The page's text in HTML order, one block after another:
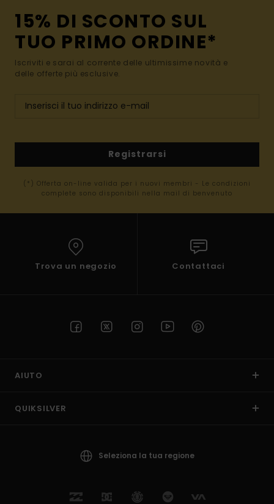
15% DI SCONTO SUL
TUO PRIMO ORDINE*
Iscriviti e sarai al corrente delle ultimissime novità e
delle offerte più esclusive.
Registrarsi
(*) Offerta on-line valida per i nuovi membri - Le condizioni
complete sono disponibili nella mail di benvenuto
Trova un negozio Contattaci
AIUTO
QUIKSILVER
Seleziona la tua regione